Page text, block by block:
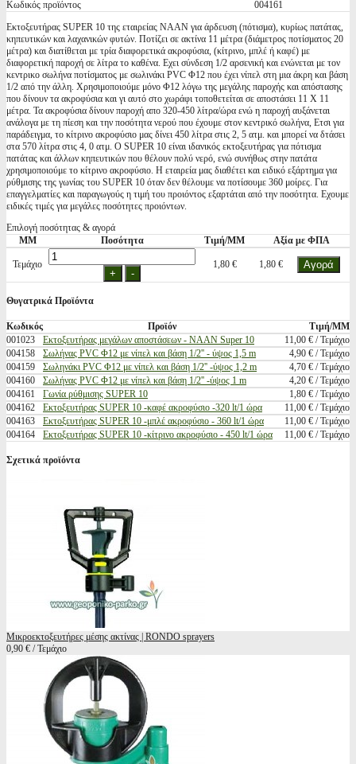
Κωδικός προϊόντος
004161
Εκτοξευτήρας SUPER 10 της εταιρείας ΝΑΑΝ για άρδευση (πότισμα), κυρίως πατάτας,
κηπευτικών και λαχανικών φυτών. Ποτίζει σε ακτίνα 11 μέτρα (διάμετρος ποτίσματος 20
μέτρα) και διατίθεται με τρία διαφορετικά ακροφύσια, (κίτρινο, μπλέ ή καφέ) με
διαφορετική παροχή σε λίτρα το καθένα. Εχει σύνδεση 1/2 αρσενική και ενώνεται με τον
κεντρικο σωλήνα ποτίσματος με σωλινάκι PVC Φ12 που έχει νίπελ στη μια άκρη και βάση
1/2 από την άλλη. Χρησιμοποιούμε μόνο Φ12 λόγω της μεγάλης παροχής και απόστασης
που δίνουν τα ακροφύσια και γι αυτό στο χωράφι τοποθετείται σε αποστάσει 11 Χ 11
μέτρα. Τα ακροφύσια δίνουν παροχή απο 320-450 λίτρα/ώρα ενώ η παροχή αυξάνεται
ανάλογα με τη πίεση και την ποσότητα νερού που έχουμε στον κεντρικό σωλήνα, Ετσι για
παράδειγμα, το κίτρινο ακροφύσιο μας δίνει 450 λίτρα στις 2, 5 ατμ. και μπορεί να δτάσει
στα 570 λίτρα στις 4, 0 ατμ. Ο SUPER 10 είναι ιδανικός εκτοξευτήρας για πότισμα
πατάτας και άλλων κηπευτικών που θέλουν πολύ νερό, ενώ συνήθως στην πατάτα
χρησιμοποιούμε το κίτρινο ακροφύσιο. Η εταιρεία μας διαθέτει και ειδικό εξάρτημα για
ρύθμισης της γωνίας του SUPER 10 όταν δεν θέλουμε να ποτίσουμε 360 μοίρες. Για
επαγγελματίες και παραγωγούς η τιμή του προιόντος εξαρτάται από την ποσότητα. Εχουμε
ειδικές τιμές για μεγάλες ποσότητες προιόντων.
Επιλογή ποσότητας & αγορά
ΜΜ
Ποσότητα Τιμή/ΜΜ Αξία με ΦΠΑ
Τεμάχιο 1,80 € 1,80 €
Θυγατρικά Προϊόντα
Κωδικός Προϊόν
Τιμή/ΜΜ
001023
Εκτοξευτήρας μεγάλων αποστάσεων - NAAN Super 10
11,00 € / Τεμάχιο
004158
Σωλήνας PVC Φ12 με νίπελ και βάση 1/2'' - ύψος 1,5 m
4,90 € / Τεμάχιο
004159
Σωληνάκι PVC Φ12 με νίπελ και βάση 1/2'' -ύψος 1,2 m
4,70 € / Τεμάχιο
004160
Σωλήνας PVC Φ12 με νίπελ και βάση 1/2'' -ύψος 1 m
4,20 € / Τεμάχιο
004161
Γωνία ρύθμισης SUPER 10
1,80 € / Τεμάχιο
004162
Εκτοξευτήρας SUPER 10 -καφέ ακροφύσιο -320 lt/1 ώρα
11,00 € / Τεμάχιο
004163
Εκτοξευτήρας SUPER 10 -μπλέ ακροφύσιο - 360 lt/1 ώρα
11,00 € / Τεμάχιο
004164
Εκτοξευτήρας SUPER 10 -κίτρινο ακροφύσιο - 450 lt/1 ώρα 11,00 € / Τεμάχιο
Σχετικά προϊόντα
Μικροεκτοξευτήρες μέσης ακτίνας | RONDO sprayers
0,90 € / Τεμάχιο